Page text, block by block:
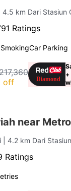
4.5 km Dari Stasiun
Ratings
Car Parking
off
+
near
| 4.2 km Dari
Ratings